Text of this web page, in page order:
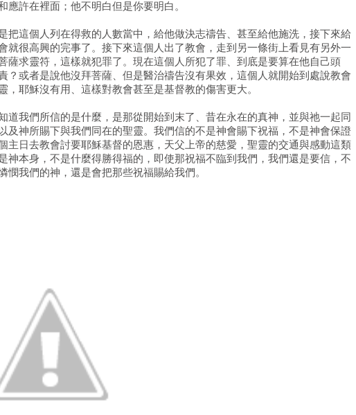
應許在裡面；他不明白但是你要明白。
把這個人列在得救的人數當中，給他做決志禱告、甚至給他施洗，接下來給
就很高興的完事了。接下來這個人出了教會，走到另一條街上看見有另外一
薩求靈符，這樣就犯罪了。現在這個人所犯了罪、到底是要算在他自己頭
？或者是說他沒拜菩薩、但是醫治禱告沒有果效，這個人就開始到處說教會
，耶穌沒有用、這樣對教會甚至是基督教的傷害更大。
道我們所信的是什麼，是那從開始到末了、昔在永在的真神，並與祂一起同
及神所賜下與我們同在的聖靈。我們信的不是神會賜下祝福，不是神會保證
主日去教會討要耶穌基督的恩惠，天父上帝的慈愛，聖靈的交通與感動這類
神本身，不是什麼得勝得福的，即使那祝福不臨到我們，我們還是要信，不
憫我們的神，還是會把那些祝福賜給我們。